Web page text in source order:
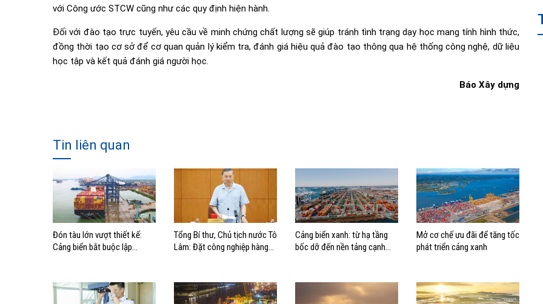
với Công ước STCW cũng như các quy định hiện hành.
Đối với đào tạo trực tuyến, yêu cầu về minh chứng chất lượng sẽ giúp tránh tình trạng dạy học mang tính hình thức,
đồng thời tạo cơ sở để cơ quan quản lý kiểm tra, đánh giá hiệu quả đào tạo thông qua hệ thống công nghệ, dữ liệu
học tập và kết quả đánh giá người học.
Báo Xây dựng
Tin liên quan
Đón tàu lớn vượt thiết kế:
Cảng biển bắt buộc lập
Tổng Bí thư, Chủ tịch nước Tô
Lâm: Đặt công nghiệp hàng
thành quốc gia biển mạnh
Cảng biển xanh: từ hạ tầng
bốc dỡ đến nền tảng cạnh
Mở cơ chế ưu đãi để tăng tốc
phát triển cảng xanh